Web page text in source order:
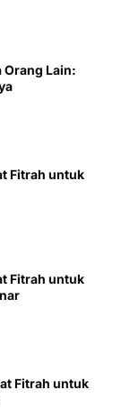
Orang Lain:
Fitrah untuk
Fitrah untuk
Fitrah untuk